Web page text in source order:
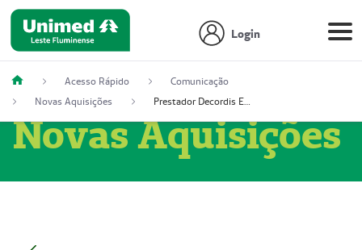
Login
Acesso Rápido
Comunicação
Novas Aquisições
Prestador Decordis Exames Cardiológicos LTDA (51004346-0)
Novas Aquisições